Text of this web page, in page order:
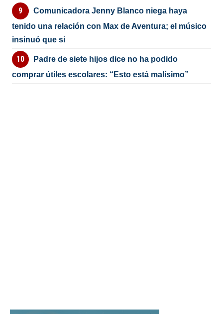
Comunicadora Jenny Blanco niega haya
tenido una relación con Max de Aventura; el músico
insinuó que si
Padre de siete hijos dice no ha podido
comprar útiles escolares: “Esto está malísimo”